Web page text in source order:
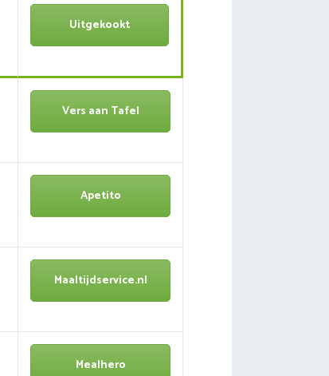
Uitgekookt
Vers aan Tafel
Apetito
Maaltijdservice.nl
Mealhero